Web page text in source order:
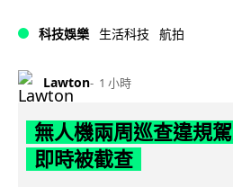
科技娛樂 生活科技 航拍
Lawton 1 小時
無人機兩周巡查違規
即時被截查